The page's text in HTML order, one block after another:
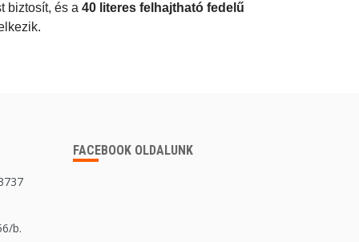
biztosít, és a 40 literes felhajtható fedelű
b.
FACEBOOK OLDALUNK